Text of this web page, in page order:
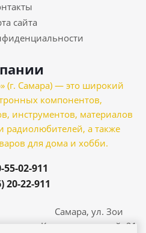
сайта
(г. Самара) — это широкий
компонентов,
инструментов, материалов
радиолюбителей, а также
для дома и хобби.
55-02-911
20-22-911
Самара, ул. Зои
Космодемьянской, 21